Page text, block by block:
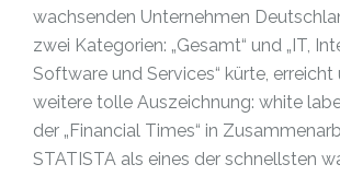
wachsenden Unternehmen
zwei Kategorien: „Gesamt“ und „IT,
Software und Services“ kürte, erreicht
weitere tolle Auszeichnung: white
der „Financial Times“ in
STATISTA als eines der schnellsten